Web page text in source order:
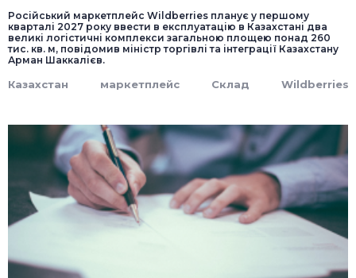
Російський маркетплейс Wildberries планує у першому
кварталі 2027 року ввести в експлуатацію в Казахстані два
великі логістичні комплекси загальною площею понад 260
тис. кв. м, повідомив міністр торгівлі та інтеграції Казахстану
Арман Шаккалієв.
Казахстан маркетплейс Склад Wildberries